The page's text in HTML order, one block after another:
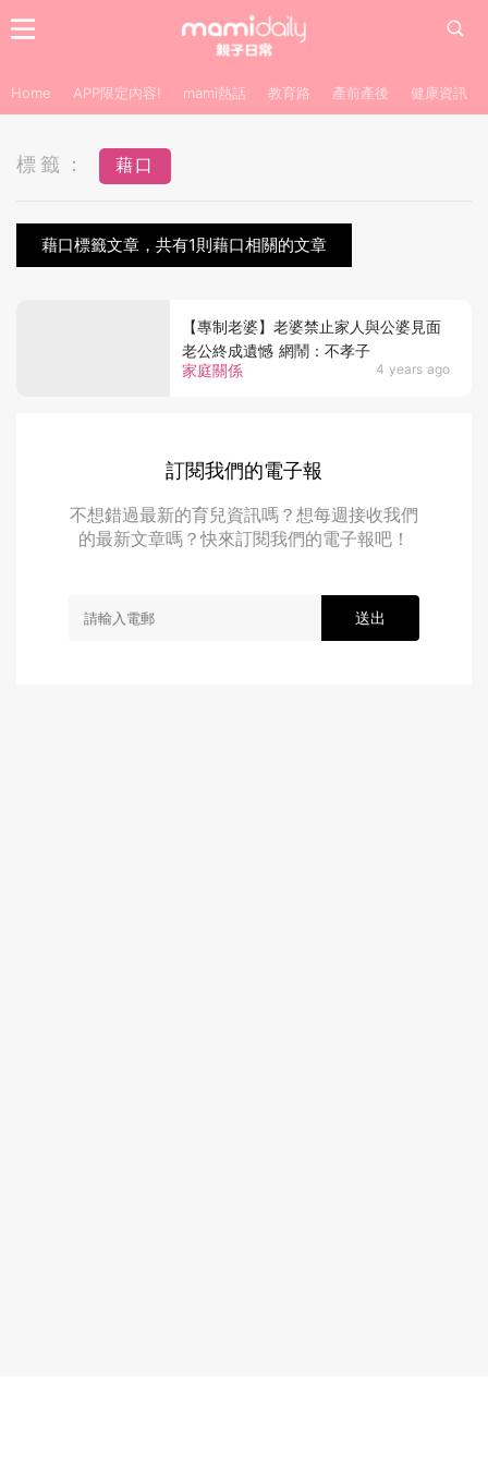
Home APP限定內容! mami熱話 教育路 產前產後 健康資訊
標籤： 藉口
藉口標籤文章，共有1則藉口相關的文章
家庭關係 4 years ago
【專制老婆】老婆禁止家人與公婆見面
老公終成遺憾 網鬧：不孝子
訂閱我們的電子報
不想錯過最新的育兒資訊嗎？想每週接收我們
的最新文章嗎？快來訂閱我們的電子報吧！
送出